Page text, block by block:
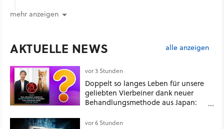
mehr anzeigen
AKTUELLE NEWS alle anzeigen
vor 3 Stunden
Doppelt so langes Leben für unsere
geliebten Vierbeiner dank neuer
Behandlungsmethode aus Japan:
Kommentare zeigt, dass es nicht so
vor 6 Stunden